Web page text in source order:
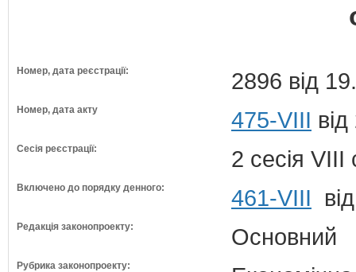
Номер, дата реєстрації: 2896 від
Номер, дата акту 475-VIII
Сесія реєстрації: 2 сесія VIII
Включено до порядку денного: 461-VIII
Редакція законопроекту: Основний
Рубрика законопроекту: